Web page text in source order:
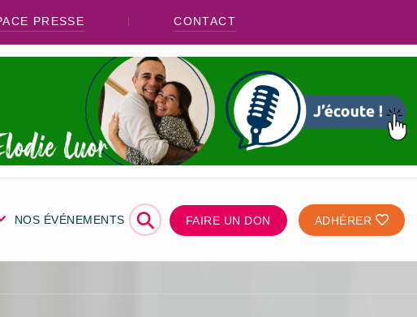
PRESSE CONTACT
NOS ÉVÉNEMENTS ⚲ FAIRE UN DON ADHÉRER